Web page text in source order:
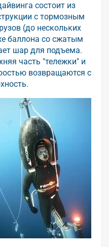
состоит из
с тормозным
(до нескольких
баллона со сжатым
шар для подъема.
часть "тележки" и
возвращаются с